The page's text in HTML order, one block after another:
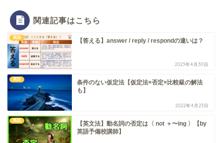
関連記事はこちら
英語 【答える】answer / reply / respondの違いは？
2023年4月30日
英語
条件のない仮定法【仮定法×否定×比較級の解法
も】
2022年4月23日
英語
【英文法】動名詞の否定は〈 not ＋〜ing 〉【by
英語予備校講師】